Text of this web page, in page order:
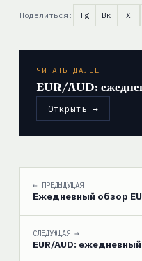
Поделиться: Tg Вк X
ЧИТАТЬ ДАЛЕЕ
EUR/AUD:
Открыть →
← ПРЕДЫДУЩАЯ
Ежедневный обзор
СЛЕДУЮЩАЯ →
EUR/AUD: